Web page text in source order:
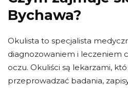
Bychawa?
Okulista to specjalista
diagnozowaniem i leczeniem
oczu. Okuliści są lekarzami,
przeprowadzać badania,